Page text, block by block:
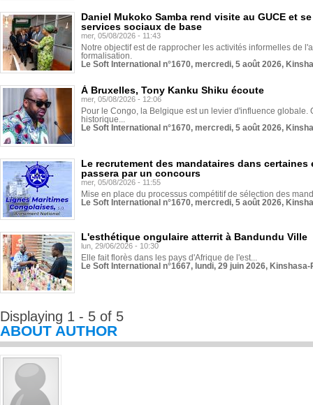
Daniel Mukoko Samba rend visite au GUCE et
services sociaux de base
mer, 05/08/2026 - 11:43
Notre objectif est de rapprocher les activités informelles de
formalisation.
Le Soft International n°1670, mercredi, 5 août 2026,
À Bruxelles, Tony Kanku Shiku écoute
mer, 05/08/2026 - 12:06
Pour le Congo, la Belgique est un levier d'influence globale.
historique...
Le Soft International n°1670, mercredi, 5 août 2026,
Le recrutement des mandataires dans
passera par un concours
mer, 05/08/2026 - 11:55
Mise en place du processus compétitif de sélection des
Le Soft International n°1670, mercredi, 5 août 2026,
L'esthétique ongulaire atterrit à Bandundu Ville
lun, 29/06/2026 - 10:30
Elle fait florès dans les pays d'Afrique de l'est...
Le Soft International n°1667, lundi, 29 juin 2026,
Displaying 1 - 5 of 5
ABOUT AUTHOR